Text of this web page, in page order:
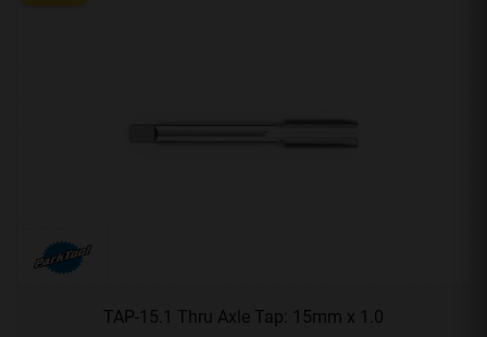
TAP-15.1 Thru Axle Tap: 15mm x 1.0